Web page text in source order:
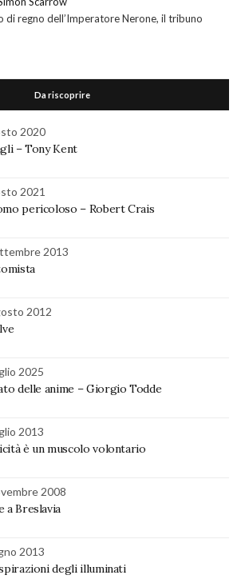
di regno dell’Imperatore Nerone, il tribuno
Da riscoprire
2020
– Tony Kent
2021
pericoloso – Robert Crais
2013
2012
2025
delle anime – Giorgio Todde
2013
è un muscolo volontario
2008
a Breslavia
2013
degli illuminati